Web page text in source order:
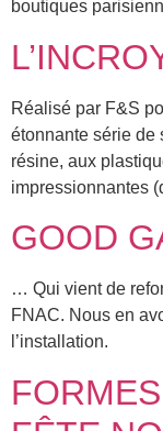
boutiques
Réalisé par F&S
étonnante série de
résine, aux
impressionnantes
GOOD
… Qui vient de
FNAC. Nous en
l’installation.